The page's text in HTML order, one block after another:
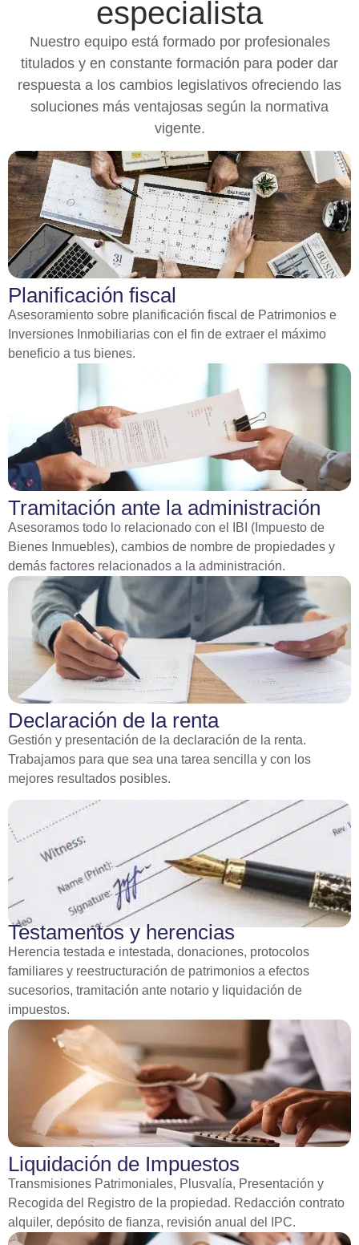
especialista
Nuestro equipo está formado por profesionales
titulados y en constante formación para poder dar
respuesta a los cambios legislativos ofreciendo las
soluciones más ventajosas según la normativa
vigente.
Planificación fiscal
Asesoramiento sobre planificación fiscal de Patrimonios e
Inversiones Inmobiliarias con el fin de extraer el máximo
beneficio a tus bienes.
Tramitación ante la administración
Asesoramos todo lo relacionado con el IBI (Impuesto de
Bienes Inmuebles), cambios de nombre de propiedades y
demás factores relacionados a la administración.
Declaración de la renta
Gestión y presentación de la declaración de la renta.
Trabajamos para que sea una tarea sencilla y con los
mejores resultados posibles.
Testamentos y herencias
Herencia testada e intestada, donaciones, protocolos
familiares y reestructuración de patrimonios a efectos
sucesorios, tramitación ante notario y liquidación de
impuestos.
Liquidación de Impuestos
Transmisiones Patrimoniales, Plusvalía, Presentación y
Recogida del Registro de la propiedad. Redacción contrato
alquiler, depósito de fianza, revisión anual del IPC.